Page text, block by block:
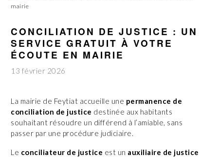
mairie
CONCILIATION DE JUSTICE : UN
SERVICE GRATUIT À VOTRE
ÉCOUTE EN MAIRIE
13 février 2026
La mairie de Feytiat accueille une permanence de
conciliation de justice destinée aux habitants
souhaitant résoudre un différend à l’amiable, sans
passer par une procédure judiciaire.
Le conciliateur de justice est un auxiliaire de justice